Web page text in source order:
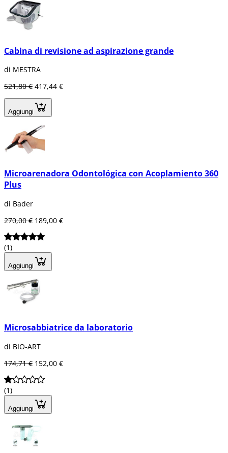
Cabina di revisione ad aspirazione grande
di MESTRA
521,80 € 417,44 €
Aggiungi
Microarenadora Odontológica con Acoplamiento 360
Plus
di Bader
270,00 € 189,00 €
(1)
Aggiungi
Microsabbiatrice da laboratorio
di BIO-ART
174,71 € 152,00 €
(1)
Aggiungi